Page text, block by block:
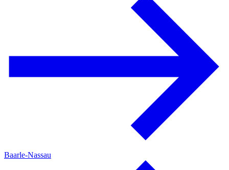
Baarle-Nassau